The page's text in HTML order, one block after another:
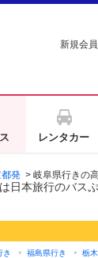
新規会
レンタカー
発 > 岐阜県行きの
日本旅行のバス
き 福島県行き 栃